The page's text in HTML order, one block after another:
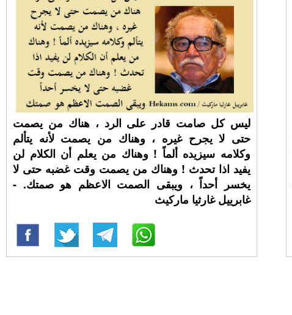
ليس كل صامت قادر على الرد ، هناك من يصمت
حتى لا يجرح غيره ، وهناك من يصمت لأنه يتألم
وكلامه سيزيده ألماً ! وهناك من يعلم أن الكلام لن
يفيد اذا تحدث ! وهناك من يصمت وقت غضبه حتى لا
يخسر أحداً ، ويبقى الصمت الاعظم هو صمتك. -
غابرييل غارثيا ماركيث